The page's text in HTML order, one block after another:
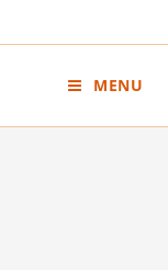
MENU